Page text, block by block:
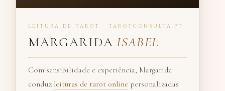
LEITURA DE TAROT · TAROTCONSULTA.PT
MARGARIDAISABEL
Com sensibilidade e experiência, Margarida
conduz leituras de tarot online personalizadas